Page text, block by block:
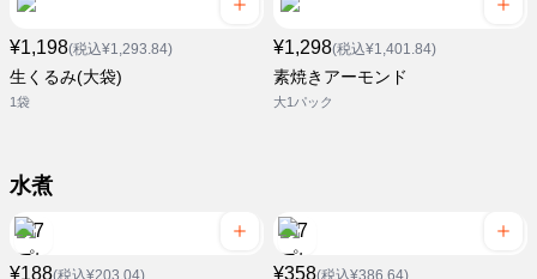
¥1,198(税込¥1,293.84)
生くるみ(大袋)
1袋
¥1,298(税込¥1,401.84)
素焼きアーモンド
大1パック
水煮
¥188(税込¥203.04) ¥358(税込¥386.64)